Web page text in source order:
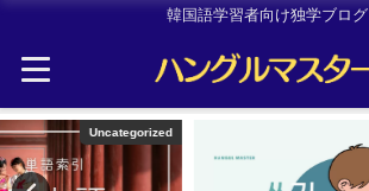
韓国語学習者向け独学ブログ